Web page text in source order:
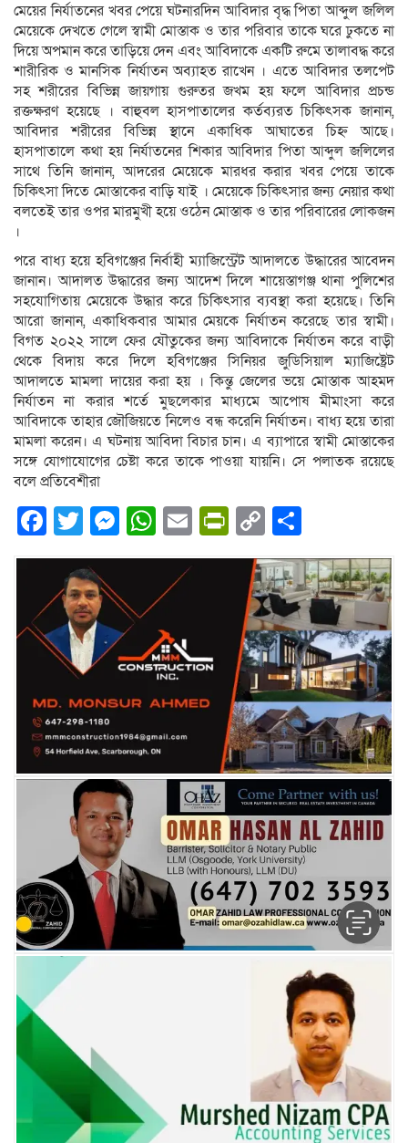
মেয়ের নির্যাতনের খবর পেয়ে ঘটনারদিন আবিদার বৃদ্ধ পিতা আব্দুল জলিল
মেয়েকে দেখতে গেলে স্বামী মোস্তাক ও তার পরিবার তাকে ঘরে ঢুকতে না
দিয়ে অপমান করে তাড়িয়ে দেন এবং আবিদাকে একটি রুমে তালাবদ্ধ করে
শারীরিক ও মানসিক নির্যাতন অব্যাহত রাখেন । এতে আবিদার তলপেট
সহ শরীরের বিভিন্ন জায়গায় গুরুতর জখম হয় ফলে আবিদার প্রচন্ড
রক্তক্ষরণ হয়েছে । বাহুবল হাসপাতালের কর্তব্যরত চিকিৎসক জানান,
আবিদার শরীরের বিভিন্ন স্থানে একাধিক আঘাতের চিহ্ন আছে।
হাসপাতালে কথা হয় নির্যাতনের শিকার আবিদার পিতা আব্দুল জলিলের
সাথে তিনি জানান, আদরের মেয়েকে মারধর করার খবর পেয়ে তাকে
চিকিৎসা দিতে মোস্তাকের বাড়ি যাই । মেয়েকে চিকিৎসার জন্য নেয়ার কথা
বলতেই তার ওপর মারমুখী হয়ে ওঠেন মোস্তাক ও তার পরিবারের লোকজন
।
পরে বাধ্য হয়ে হবিগঞ্জের নির্বাহী ম্যাজিস্ট্রেট আদালতে উদ্ধারের আবেদন
জানান। আদালত উদ্ধারের জন্য আদেশ দিলে শায়েস্তাগঞ্জ থানা পুলিশের
সহযোগিতায় মেয়েকে উদ্ধার করে চিকিৎসার ব্যবস্থা করা হয়েছে। তিনি
আরো জানান, একাধিকবার আমার মেয়কে নির্যাতন করেছে তার স্বামী।
বিগত ২০২২ সালে ফের যৌতুকের জন্য আবিদাকে নির্যাতন করে বাড়ী
থেকে বিদায় করে দিলে হবিগঞ্জের সিনিয়র জুডিসিয়াল ম্যাজিষ্ট্রেট
আদালতে মামলা দায়ের করা হয় । কিন্তু জেলের ভয়ে মোস্তাক আহমদ
নির্যাতন না করার শর্তে মুছলেকার মাধ্যমে আপোষ মীমাংসা করে
আবিদাকে তাহার জৌজিয়তে নিলেও বন্ধ করেনি নির্যাতন। বাধ্য হয়ে তারা
মামলা করেন। এ ঘটনায় আবিদা বিচার চান। এ ব্যাপারে স্বামী মোস্তাকের
সঙ্গে যোগাযোগের চেষ্টা করে তাকে পাওয়া যায়নি। সে পলাতক রয়েছে
বলে প্রতিবেশীরা
Facebook
Twitter
Messenger
WhatsApp
EmailPrintFriendly
Copy
Link